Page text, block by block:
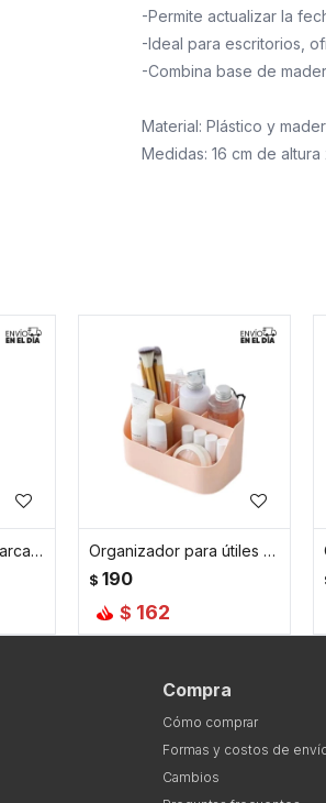
-Permite actualizar la
-Ideal para escritorios,
-Combina base de
Material: Plástico y
Medidas: 16 cm de
Organizador para marcadores transparente Organizador para útiles 10*19*10cm - Rosado
$ 190
$ 162
Compra
Cómo comprar
Formas y costos de
Cambios